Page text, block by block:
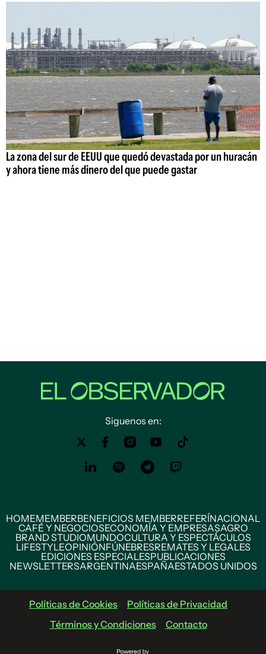
La zona del sur de EEUU que quedó devastada por un huracán
y ahora tiene más dinero del que puede gastar
Siguenos en:
HOMEMEMBERBENEFICIOS MEMBERREFERÍNACIONAL
CAFÉ Y NEGOCIOSECONOMÍA Y EMPRESASAGRO
BRAND STUDIOMUNDOCULTURA Y ESPECTÁCULOS
LIFESTYLEOPINIÓNFÚNEBRESREMATES Y LEGALES
EDICIONES ESPECIALESPUBLICACIONES
NEWSLETTERSARGENTINAESPAÑAESTADOS UNIDOS
Políticas de Cookies
Políticas de Privacidad
Términos y Condiciones
Contacto